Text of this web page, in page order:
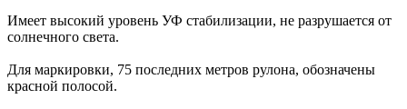
Имеет высокий уровень УФ стабилизации, не разрушается от
солнечного света.
Для маркировки, 75 последних метров рулона, обозначены
красной полосой.